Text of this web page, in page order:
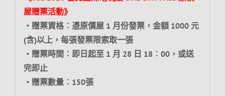
屋贈票活動》
‧贈票資格︰憑原價屋 1 月份發票，金額 1000 元
(含)以上，每張發票限索取一張
‧贈票時間︰即日起至 1 月 28 日 18︰00，或送
完即止
‧ 贈票數量︰ 150張